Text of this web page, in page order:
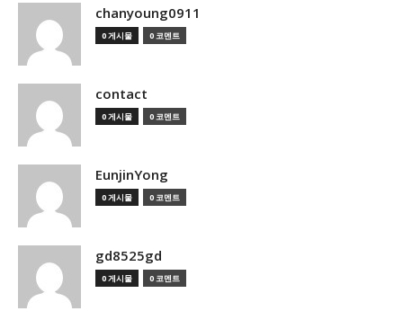
chanyoung0911
0 게시물 0 코멘트
contact
0 게시물 0 코멘트
EunjinYong
0 게시물 0 코멘트
gd8525gd
0 게시물 0 코멘트